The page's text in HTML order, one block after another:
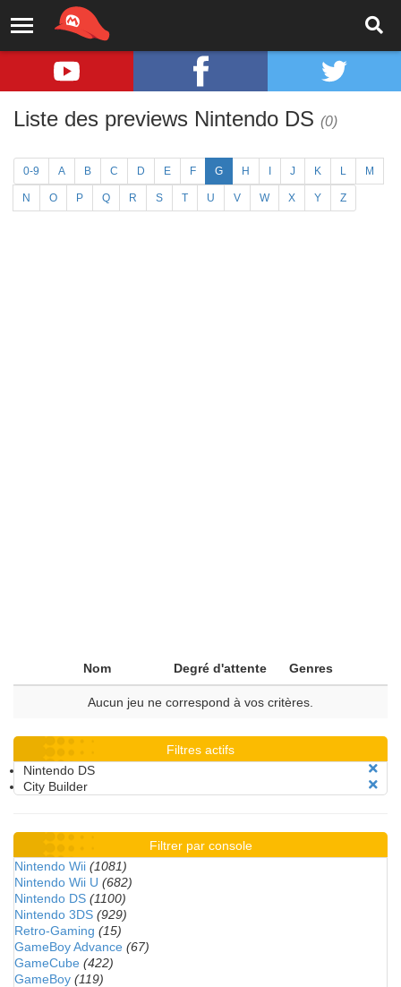
Liste des previews Nintendo DS (0)
0-9 A B C D E F G H J K L M
N O P Q R S T U V W X Y Z
Nom Degré d'attente Genres
Aucun jeu ne correspond à vos critères.
Filtres actifs
Nintendo DS
City Builder
Filtrer par console
Nintendo Wii (1081)
Nintendo Wii U (682)
Nintendo DS (1100)
Nintendo 3DS (929)
Retro-Gaming (15)
GameBoy Advance (67)
GameCube (422)
GameBoy (119)